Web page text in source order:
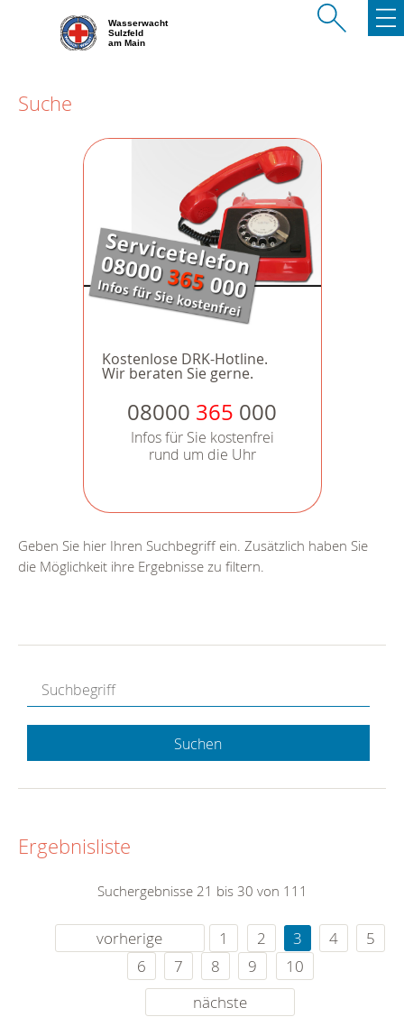
Wasserwacht
Sulzfeld
am Main
Suche
Kostenlose DRK-Hotline.
Wir beraten Sie gerne.
08000 365 000
Infos für Sie kostenfrei
rund um die Uhr
Geben Sie hier Ihren Suchbegriff ein. Zusätzlich haben Sie
die Möglichkeit ihre Ergebnisse zu filtern.
Suchen
Ergebnisliste
Suchergebnisse 21 bis 30 von 111
vorherige 1 2 3 4
5
6
7 8 9
10
nächste